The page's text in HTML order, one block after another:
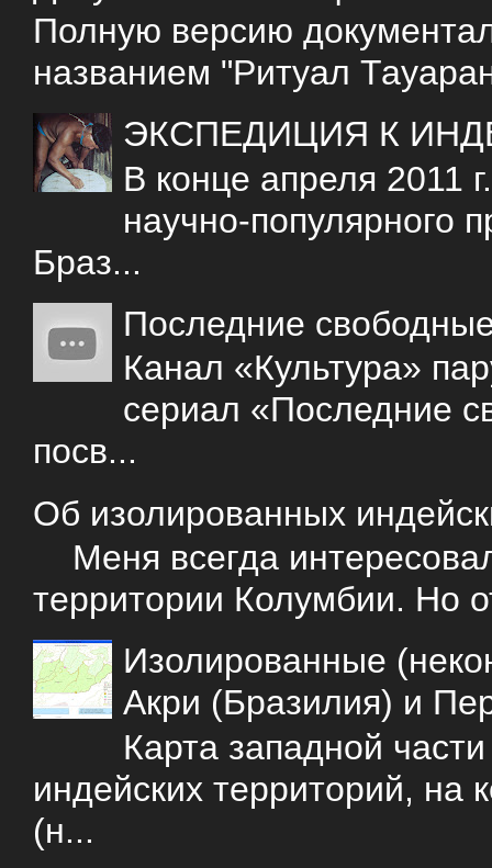
Полную версию
названием "Ритуал
ЭКСПЕДИЦИЯ К
В конце апреля 2011
научно-популярного
Браз...
Последние
Канал «Культура»
сериал «Последние
посв...
Об изолированных
Меня всегда
территории Колумбии. Но
Изолированные
Акри (Бразилия) и
Карта западной
индейских территорий, на
(н...